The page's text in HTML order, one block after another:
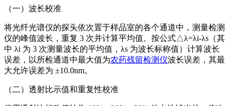
（一）波长校准
将光纤光谱仪的探头依次置于样品室的各个通道中，测量检测
仪的峰值波长，重复 3 次并计算平均值。按公式△λ=λi-λs（其
中 λi 为 3 次测量波长的平均值，λs 为波长标称值）计算波长
误差，以所检通道中最大值为农药残留检测仪波长误差，其最
大允许误差为 ±10.0nm。
（二）透射比示值和重复性校准